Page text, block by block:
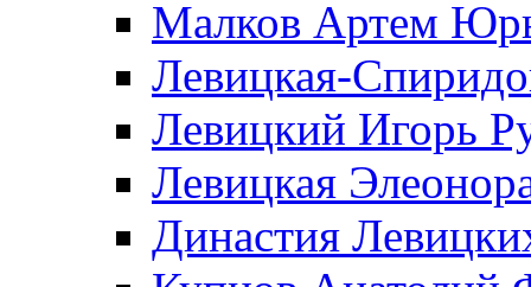
Малков Артем
Левицкая-
Левицкий Игорь
Левицкая
Династия